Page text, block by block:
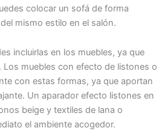
colocar un sofá de forma
mismo estilo en el salón.
incluirlas en los muebles, ya que
muebles con efecto de listones o
con estas formas, ya que aportan
Un aparador efecto listones en
beige y textiles de lana o
el ambiente acogedor.